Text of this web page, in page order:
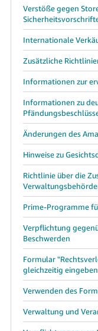
Verstöße gegen
Internationale
Zusätzliche
Informationen zur
Informationen zu
Änderungen des
Hinweise zu
Richtlinie über die
Prime-Programme
Verpflichtung
Beschwerden
Formular
gleichzeitig eingeben
Verwenden des
Verwaltung und